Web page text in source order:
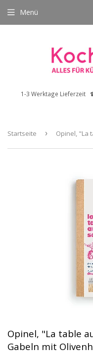
1-3 Werktage Lieferzeit
Menü
Startseite ›
Opinel, "La table
Gabeln mit